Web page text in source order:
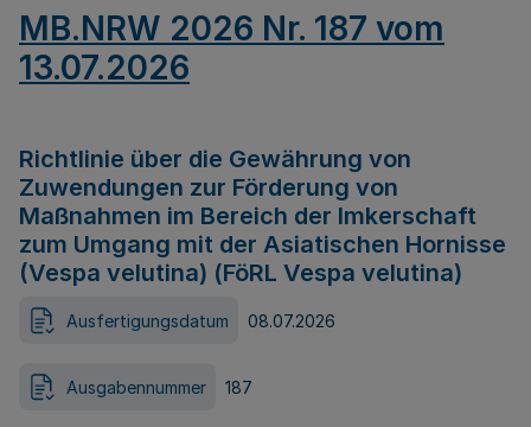
MB.NRW 2026 Nr. 187 vom
13.07.2026
Richtlinie über die Gewährung von
Zuwendungen zur Förderung von
Maßnahmen im Bereich der Imkerschaft
zum Umgang mit der Asiatischen Hornisse
(Vespa velutina) (FöRL Vespa velutina)
Ausfertigungsdatum 08.07.2026
Ausgabennummer 187